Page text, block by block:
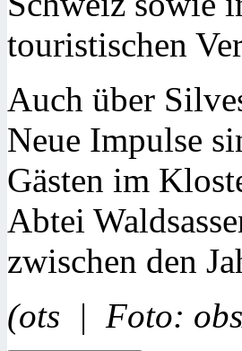
touristischen
Auch über
Neue Impulse
Gästen im
Abtei
zwischen den
(ots | Foto: